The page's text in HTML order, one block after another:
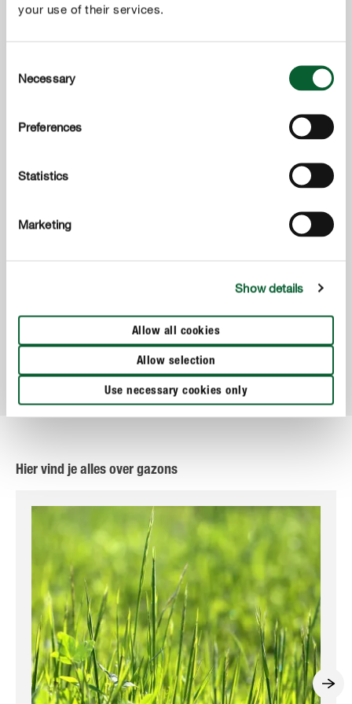
your use of their services.
Selection
Necessary
Preferences
Statistics
Marketing
Show details
Allow all cookies
Allow selection
Use necessary cookies only
COMPO Herbistop Ultra Alle Oppervlakken
Hier vind je alles over gazons